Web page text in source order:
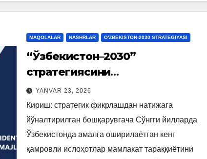
MAQOLALAR NASHRLAR O'ZBEKISTON-2030 STRATEGIYASI
“Ўзбекистон–2030”
стратегиясини
такомиллаштириш мамлакат
тараққиётининг янги босқичи
YANVAR 23, 2026
Кириш: стратегик фикрлашдан натижага
йўналтирилган бошқарувгача Сўнгги йилларда
Ўзбекистонда амалга оширилаётган кенг
қамровли ислоҳотлар мамлакат тараққиётини